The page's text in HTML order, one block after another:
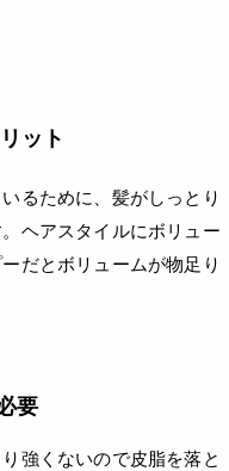
ット
るために、髪がしっとり
ヘアスタイルにボリュー
だとボリュームが物足り
要
強くないので皮脂を落と